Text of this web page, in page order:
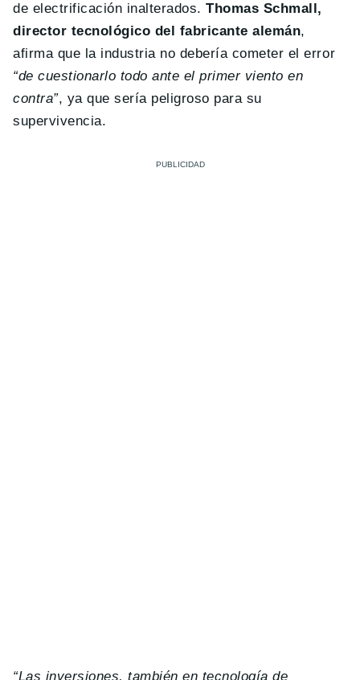
de electrificación inalterados.Thomas Schmall,
director tecnológico del fabricante alemán,
afirma que la industria no debería cometer el error
“de cuestionarlo todo ante el primer viento en
contra”, ya que sería peligroso para su
supervivencia.
“Las inversiones, también en tecnología de